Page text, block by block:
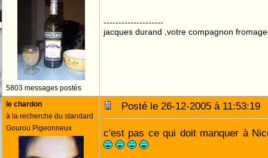
5803 messages postés
--------------------
jacques durand ,votre compagnon
le chardon
à la recherche du standard
Gourou Pigeonneux
Posté le 26-12-2005 à
c'est pas ce qui doit manquer à